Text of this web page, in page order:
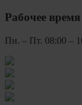
Рабочее время
Пн. – Пт. 08:00 –